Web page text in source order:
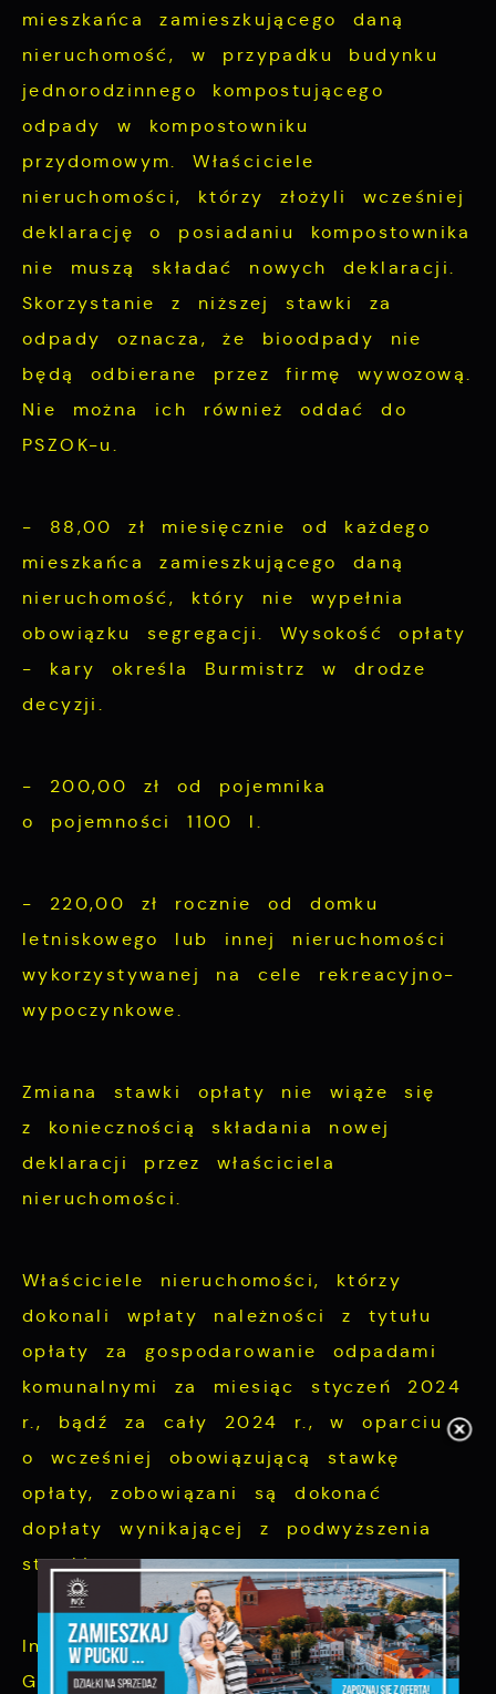
mieszkańca zamieszkującego daną
nieruchomość, w przypadku budynku
jednorodzinnego kompostującego
odpady w kompostowniku
przydomowym. Właściciele
nieruchomości, którzy złożyli wcześniej
deklarację o posiadaniu kompostownika
nie muszą składać nowych deklaracji.
Skorzystanie z niższej stawki za
odpady oznacza, że bioodpady nie
będą odbierane przez firmę wywozową.
Nie można ich również oddać do
PSZOK-u.
- 88,00 zł miesięcznie od każdego
mieszkańca zamieszkującego daną
nieruchomość, który nie wypełnia
obowiązku segregacji. Wysokość opłaty
- kary określa Burmistrz w drodze
decyzji.
- 200,00 zł od pojemnika
o pojemności 1100 l.
- 220,00 zł rocznie od domku
letniskowego lub innej nieruchomości
wykorzystywanej na cele rekreacyjno-
wypoczynkowe.
Zmiana stawki opłaty nie wiąże się
z koniecznością składania nowej
deklaracji przez właściciela
nieruchomości.
Właściciele nieruchomości, którzy
dokonali wpłaty należności z tytułu
opłaty za gospodarowanie odpadami
komunalnymi za miesiąc styczeń 2024
r., bądź za cały 2024 r., w oparciu
o wcześniej obowiązującą stawkę
opłaty, zobowiązani są dokonać
dopłaty wynikającej z podwyższenia
stawki.
Informacja: Urząd Miasta Puck -
Gospodarka Odpadami Komunalnymi